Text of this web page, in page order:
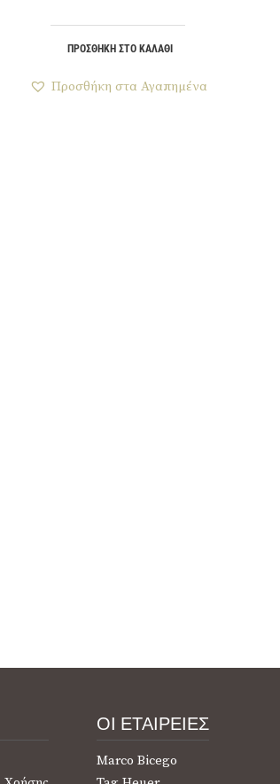
ΠΡΟΣΘΉΚΗ ΣΤΟ ΚΑΛΆΘΙ
Προσθήκη στα Αγαπημένα
ΟΙ ΕΤΑΙΡΕΙΕΣ
Marco Bicego